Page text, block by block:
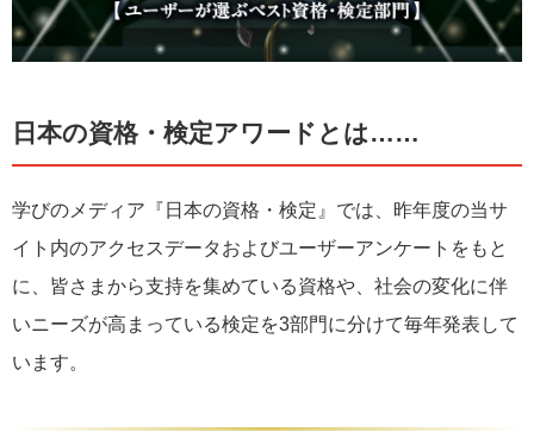
日本の資格・検定アワードとは……
学びのメディア『日本の資格・検定』では、昨年度の当サ
イト内のアクセスデータおよびユーザーアンケートをもと
に、皆さまから支持を集めている資格や、社会の変化に伴
いニーズが高まっている検定を3部門に分けて毎年発表して
います。